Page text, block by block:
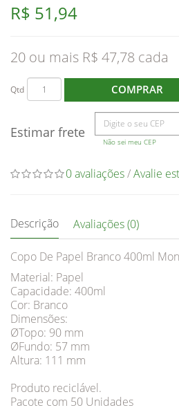
R$ 51,94
20 ou mais R$ 47,78
Qtd COMPRAR
Estimar frete
Não sei meu CEP
0 avaliações/Avalie
Descrição Avaliações (0)
Copo De Papel Branco 400ml
Material: Papel
Capacidade: 400ml
Cor: Branco
Dimensões:
ØTopo: 90 mm
ØFundo: 57 mm
Altura: 111 mm
Produto reciclável.
Pacote com 50 Unidades